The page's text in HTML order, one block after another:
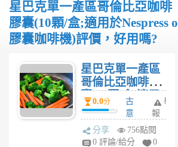
星巴克單一產區哥倫比亞咖啡
膠囊(10顆/盒;適用於Nespress o
膠囊咖啡機)評價，好用嗎?
星巴克單一產區
哥倫比亞咖啡膠
囊(10顆/盒;適用
於Nespress o膠囊
咖啡機)評價，好
用嗎?
0.0分
古
意
妹
5
舉
報
分享
756點閱
0 評論/給分
0